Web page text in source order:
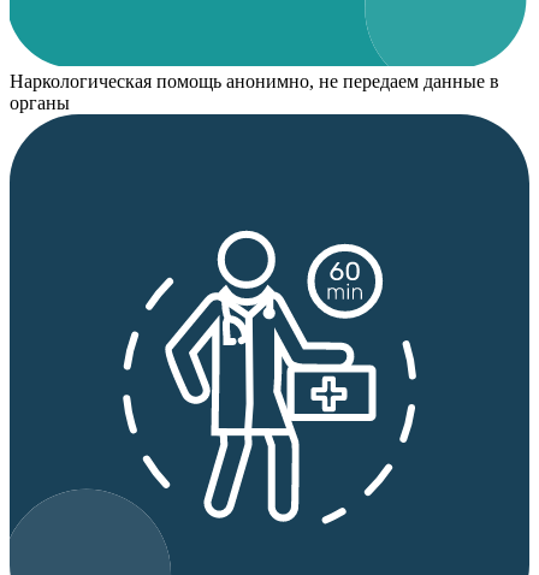
Наркологическая помощь анонимно, не передаем данные в
органы